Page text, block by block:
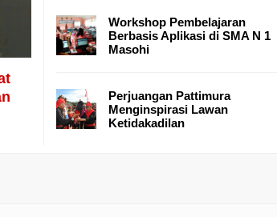
Workshop Pembelajaran
Berbasis Aplikasi di SMA N 1
Masohi
Perjuangan Pattimura
Menginspirasi Lawan
Ketidakadilan